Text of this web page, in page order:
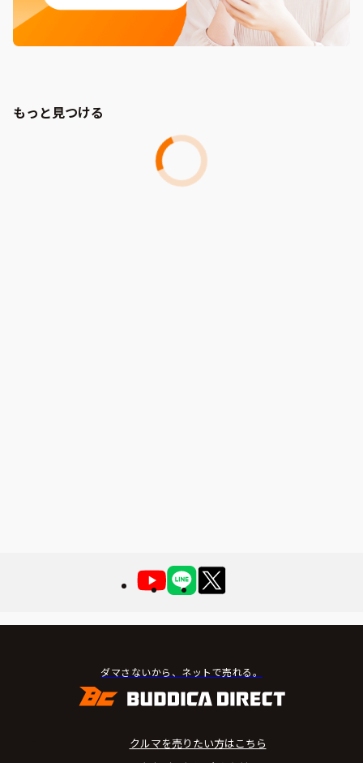
もっと見つける
ダマさないから、ネットで売れる。
クルマを売りたい方はこちら